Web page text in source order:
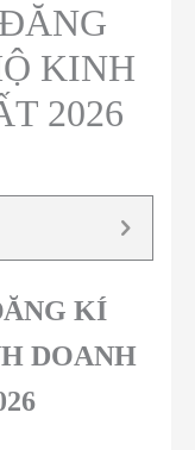
KINH
2026
KÍ
DOANH